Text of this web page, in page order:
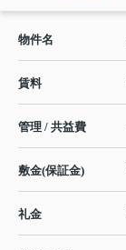
物件名
賃料
管理 / 共益費
敷金(保証金)
礼金